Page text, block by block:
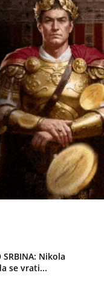
SRBINA: Nikola
se vrati...